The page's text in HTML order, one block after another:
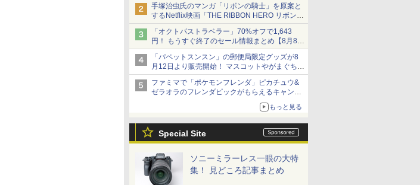
手塚治虫氏のマンガ「リボンの騎士」を原案と
するNetflix映画「THE RIBBON HERO リボンヒ
ーロー」本日配信開始
「オクトパストラベラー」70%オフで1,643
円！ もうすぐ終了のセール情報まとめ【8月8日
更新】
ニンテンドーeショップでは「大神 絶景版」が
67%オフで990円
「パペットスンスン」の郵便局限定グッズが8
月12日より販売開始！ マスコットやがまぐち、
レターセットなどが登場
ファミマで「ポケモンフレンダ」ピカチュウ&
ゼラオラのフレンダピックがもらえるキャンペ
もっと見る
Special Site
ソニーミラーレス一眼の大特
集！ 見どころ記事まとめ